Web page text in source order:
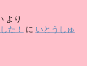
より
た！
に いとうしゅ